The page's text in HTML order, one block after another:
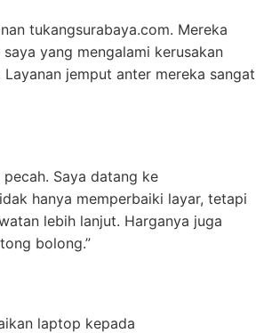
tukangsurabaya.com. Mereka
yang mengalami kerusakan
jemput anter mereka sangat
pecah. Saya datang ke
hanya memperbaiki layar, tetapi
lebih lanjut. Harganya juga
bolong.”
laptop kepada